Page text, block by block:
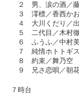
２ 男、涙の酒／
３ 澪標／香西か
４ 大川くだり／
５ 二代目／木村
６ ふうふ／中村
７ 純情ホトトギス
８ 約束／舞乃空
９ 兄さ恋唄／朝
７時台